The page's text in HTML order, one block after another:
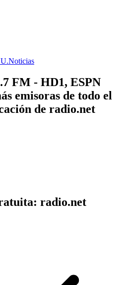
Noticias
FM - HD1, ESPN
emisoras de todo el
de radio.net
radio.net